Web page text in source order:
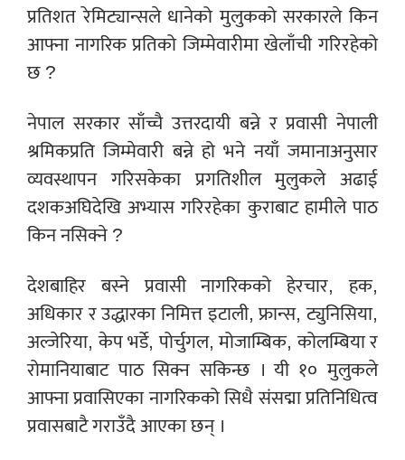
प्रतिशत रेमिट्यान्सले धानेको मुलुकको सरकारले किन
आफ्ना नागरिक प्रतिको जिम्मेवारीमा खेलाँची गरिरहेको
छ ?
नेपाल सरकार साँच्चै उत्तरदायी बन्ने र प्रवासी नेपाली
श्रमिकप्रति जिम्मेवारी बन्ने हो भने नयाँ जमानाअनुसार
व्यवस्थापन गरिसकेका प्रगतिशील मुलुकले अढाई
दशकअघिदेखि अभ्यास गरिरहेका कुराबाट हामीले पाठ
किन नसिक्ने ?
देशबाहिर बस्ने प्रवासी नागरिकको हेरचार, हक,
अधिकार र उद्धारका निमित्त इटाली, फ्रान्स, ट्युनिसिया,
अल्जेरिया, केप भर्डे, पोर्चुगल, मोजाम्बिक, कोलम्बिया र
रोमानियाबाट पाठ सिक्न सकिन्छ । यी १० मुलुकले
आफ्ना प्रवासिएका नागरिकको सिधै संसद्मा प्रतिनिधित्व
प्रवासबाटै गराउँदै आएका छन् ।